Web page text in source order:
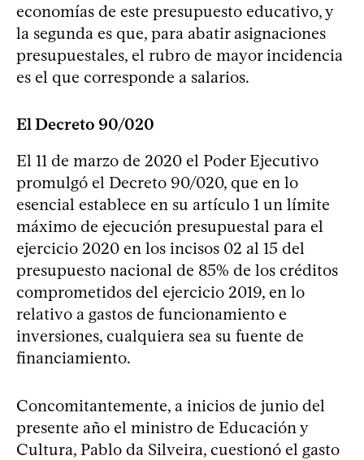
economías de este presupuesto educativo, y
la segunda es que, para abatir asignaciones
presupuestales, el rubro de mayor incidencia
es el que corresponde a salarios.
El Decreto 90/020
El 11 de marzo de 2020 el Poder Ejecutivo
promulgó el Decreto 90/020, que en lo
esencial establece en su artículo 1 un límite
máximo de ejecución presupuestal para el
ejercicio 2020 en los incisos 02 al 15 del
presupuesto nacional de 85% de los créditos
comprometidos del ejercicio 2019, en lo
relativo a gastos de funcionamiento e
inversiones, cualquiera sea su fuente de
financiamiento.
Concomitantemente, a inicios de junio del
presente año el ministro de Educación y
Cultura, Pablo da Silveira, cuestionó el gasto